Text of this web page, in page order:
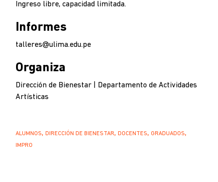
Ingreso libre, capacidad limitada.
Informes
talleres@ulima.edu.pe
Organiza
Dirección de Bienestar | Departamento de Actividades
Artísticas
ALUMNOS DIRECCIÓN DE BIENESTAR DOCENTES
GRADUADOS
IMPRO